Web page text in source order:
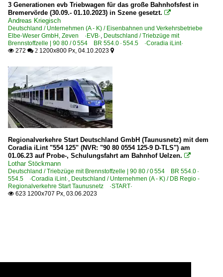
3 Generationen evb Triebwagen für das große Bahnhofsfest in
Bremervörde (30.09.- 01.10.2023) in Szene gesetzt. 
Andreas Kriegisch
Deutschland / Unternehmen (A - K) / Eisenbahnen und Verkehrsbetriebe
Elbe-Weser GmbH, Zeven ·EVB·, Deutschland / Triebzüge mit
Brennstoffzelle | 90 80 / 0 554 BR 554.0 · 554.5 ·Coradia iLint·
 272  2 1200x800 Px, 04.10.2023 
Regionalverkehre Start Deutschland GmbH (Taunusnetz) mit dem
Coradia iLint "554 125" (NVR: "90 80 0554 125-9 D-TLS") am
01.06.23 auf Probe-, Schulungsfahrt am Bahnhof Uelzen. 
Lothar Stöckmann
Deutschland / Triebzüge mit Brennstoffzelle | 90 80 / 0 554 BR 554.0 ·
554.5 ·Coradia iLint·, Deutschland / Unternehmen (A - K) / DB Regio -
Regionalverkehre Start Taunusnetz ·START·
 623 1200x707 Px, 03.06.2023